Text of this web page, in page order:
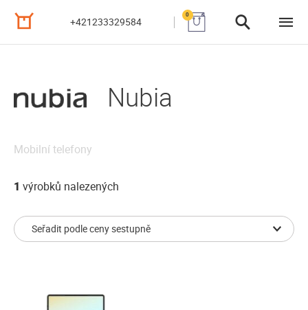
+421233329584
0
Nubia
Mobilní telefony
1 výrobků nalezených